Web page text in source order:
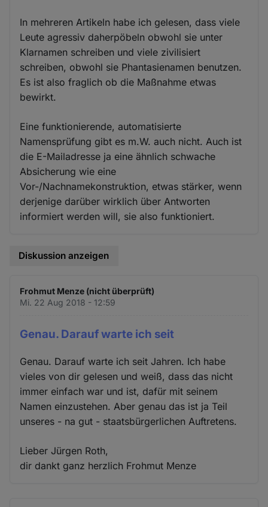
In mehreren Artikeln habe ich gelesen, dass viele
Leute agressiv daherpöbeln obwohl sie unter
Klarnamen schreiben und viele zivilisiert
schreiben, obwohl sie Phantasienamen benutzen.
Es ist also fraglich ob die Maßnahme etwas
bewirkt.
Eine funktionierende, automatisierte
Namensprüfung gibt es m.W. auch nicht. Auch ist
die E-Mailadresse ja eine ähnlich schwache
Absicherung wie eine
Vor-/Nachnamekonstruktion, etwas stärker, wenn
derjenige darüber wirklich über Antworten
informiert werden will, sie also funktioniert.
Diskussion anzeigen
Frohmut Menze (nicht überprüft)
Mi. 22 Aug 2018 - 12:59
Genau. Darauf warte ich seit
Genau. Darauf warte ich seit Jahren. Ich habe
vieles von dir gelesen und weiß, dass das nicht
immer einfach war und ist, dafür mit seinem
Namen einzustehen. Aber genau das ist ja Teil
unseres - na gut - staatsbürgerlichen Auftretens.
Lieber Jürgen Roth,
dir dankt ganz herzlich Frohmut Menze